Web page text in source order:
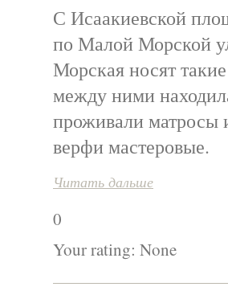
С Исаакиевской
по Малой Морской
Морская носят
между ними
проживали матросы
верфи мастеровые.
Читать дальше
0
Your rating: None